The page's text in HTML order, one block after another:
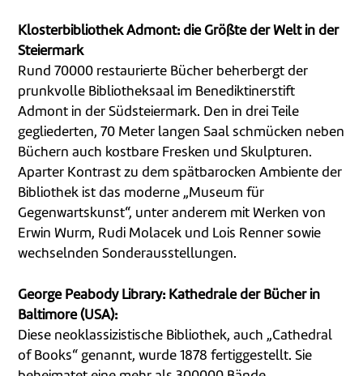
Klosterbibliothek Admont: die Größte der Welt in der
Steiermark
Rund 70000 restaurierte Bücher beherbergt der
prunkvolle Bibliotheksaal im Benediktinerstift
Admont in der Südsteiermark. Den in drei Teile
gegliederten, 70 Meter langen Saal schmücken neben
Büchern auch kostbare Fresken und Skulpturen.
Aparter Kontrast zu dem spätbarocken Ambiente der
Bibliothek ist das moderne „Museum für
Gegenwartskunst“, unter anderem mit Werken von
Erwin Wurm, Rudi Molacek und Lois Renner sowie
wechselnden Sonderausstellungen.
George Peabody Library: Kathedrale der Bücher in
Baltimore (USA):
Diese neoklassizistische Bibliothek, auch „Cathedral
of Books“ genannt, wurde 1878 fertiggestellt. Sie